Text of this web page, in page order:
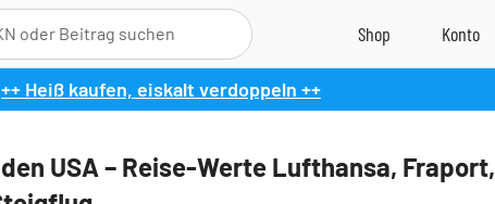
++ Heiß kaufen, eiskalt verdoppeln ++
USA – Reise-Werte Lufthansa, Fraport,